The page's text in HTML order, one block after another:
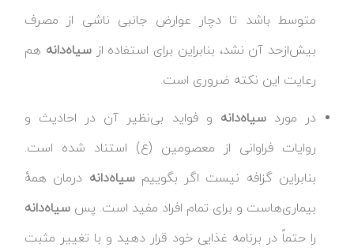
متوسط باشد تا دچار عوارض جانبی ناشی از مصرف
بیش‌ازحد آن نشد، بنابراین برای استفاده ازسیاه‌دانه هم
رعایت این نکته ضروری است.
در موردسیاه‌دانه و فواید بی‌نظیر آن در احادیث و
روایات فراوانی از معصومین (ع) استناد شده است.
بنابراین گزافه نیست اگر بگوییمسیاه‌دانه درمان همهٔ
بیماری‌هاست و برای تمام افراد مفید است. پس سیاه‌دانه
را حتماً در برنامه غذایی خود قرار دهید و با تغییر مثبت